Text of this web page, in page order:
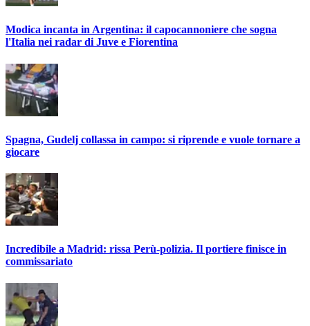
Modica incanta in Argentina: il capocannoniere che sogna
l'Italia nei radar di Juve e Fiorentina
Spagna, Gudelj collassa in campo: si riprende e vuole tornare a
giocare
Incredibile a Madrid: rissa Perù-polizia. Il portiere finisce in
commissariato